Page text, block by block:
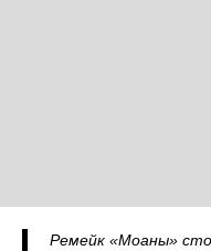
Ремейк «Моаны»